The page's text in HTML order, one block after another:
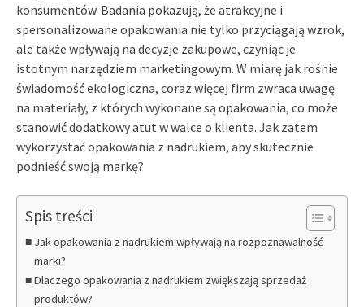
konsumentów. Badania pokazują, że atrakcyjne i
spersonalizowane opakowania nie tylko przyciągają wzrok,
ale także wpływają na decyzje zakupowe, czyniąc je
istotnym narzędziem marketingowym. W miarę jak rośnie
świadomość ekologiczna, coraz więcej firm zwraca uwagę
na materiały, z których wykonane są opakowania, co może
stanowić dodatkowy atut w walce o klienta. Jak zatem
wykorzystać opakowania z nadrukiem, aby skutecznie
podnieść swoją markę?
Spis treści
Jak opakowania z nadrukiem wpływają na rozpoznawalność
marki?
Dlaczego opakowania z nadrukiem zwiększają sprzedaż
produktów?